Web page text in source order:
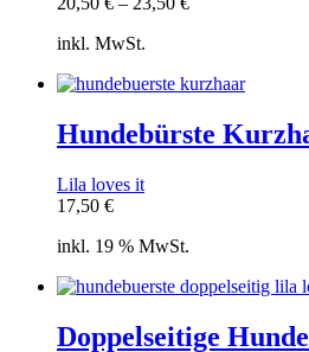
inkl. MwSt.
Hundebürste
Lila loves it
17,50 €
inkl. 19 % MwSt.
Doppelseitige